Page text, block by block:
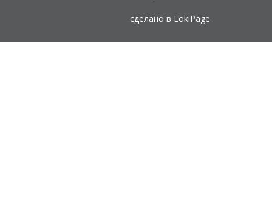
сделано в LokiPage